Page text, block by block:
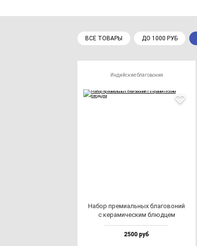
ВСЕ ТОВАРЫ ДО 1000 РУБ
Индийские благовония
Набор пре­ми­аль­ных бла­го­во­ний
с ке­ра­ми­чес­ким блюд­цем
2500 руб